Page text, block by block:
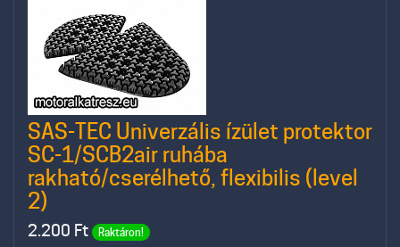
SAS-TEC Univerzális ízület protektor
SC-1/SCB2air ruhába
rakható/cserélhető, flexibilis (level
2)
2.200 Ft Raktáron!